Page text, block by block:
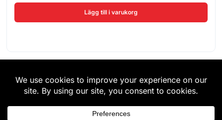
Lägg till i varukorg